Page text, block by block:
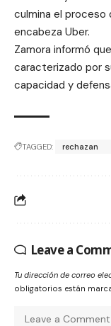
culmina el proceso
encabeza Uber.
Zamora informó
caracterizado por
capacidad y
TAGGED: rechazan
Leave a
Tu dirección de correo
obligatorios están